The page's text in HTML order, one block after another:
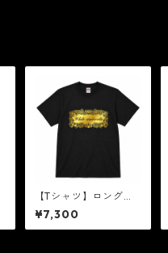
【Tシャツ】ロングロ
ゴ［黒×ゴールド箔］
¥7,300